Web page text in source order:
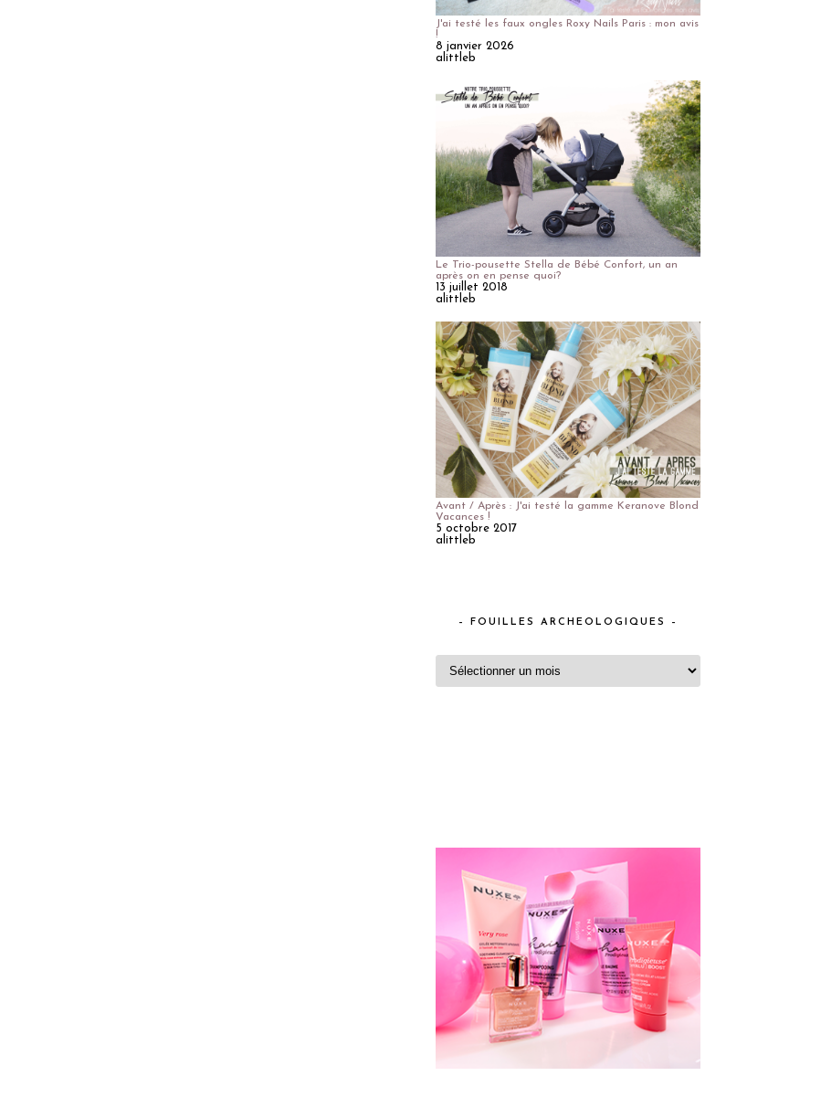
J'ai testé les faux ongles Roxy Nails Paris : mon avis
!
8 janvier 2026
alittleb
Le Trio-pousette Stella de Bébé Confort, un an
après on en pense quoi?
13 juillet 2018
alittleb
Avant / Après : J'ai testé la gamme Keranove Blond
Vacances !
5 octobre 2017
alittleb
– FOUILLES ARCHEOLOGIQUES –